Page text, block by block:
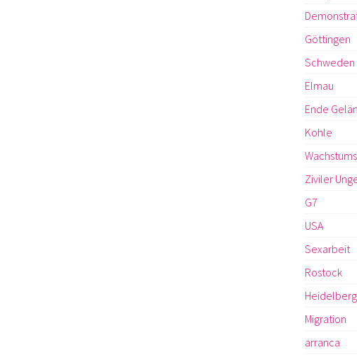
Göttingen
Schweden
Elmau
Ende
Kohle
Ziviler
G7
USA
Sexarbeit
Rostock
Heidelberg
Migration
arranca